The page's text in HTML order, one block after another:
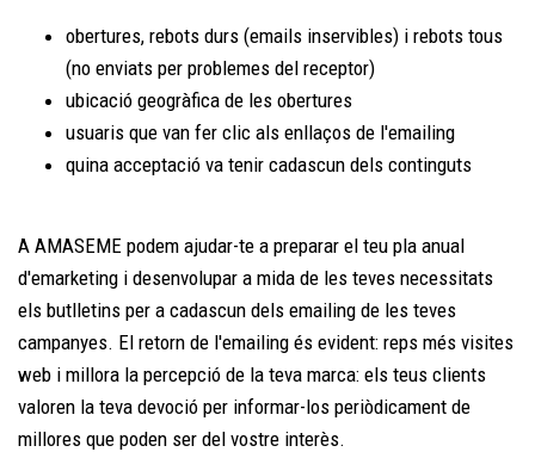
obertures, rebots durs (emails inservibles) i rebots tous
(no enviats per problemes del receptor)
ubicació geogràfica de les obertures
usuaris que van fer clic als enllaços de l'emailing
quina acceptació va tenir cadascun dels continguts
A AMASEME podem ajudar-te a preparar el teu pla anual
d'emarketing i desenvolupar a mida de les teves necessitats
els butlletins per a cadascun dels emailing de les teves
campanyes. El retorn de l'emailing és evident: reps més visites
web i millora la percepció de la teva marca: els teus clients
valoren la teva devoció per informar-los periòdicament de
millores que poden ser del vostre interès.